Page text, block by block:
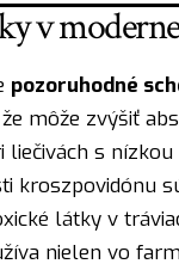
v
pozoruhodné
môže zvýšiť
s
kroszpovidónu
látky v
nielen vo